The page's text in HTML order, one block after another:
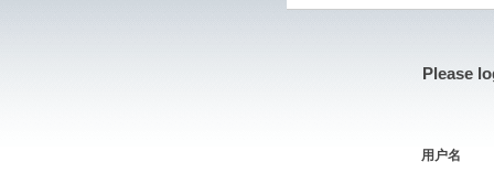
Please
用户名